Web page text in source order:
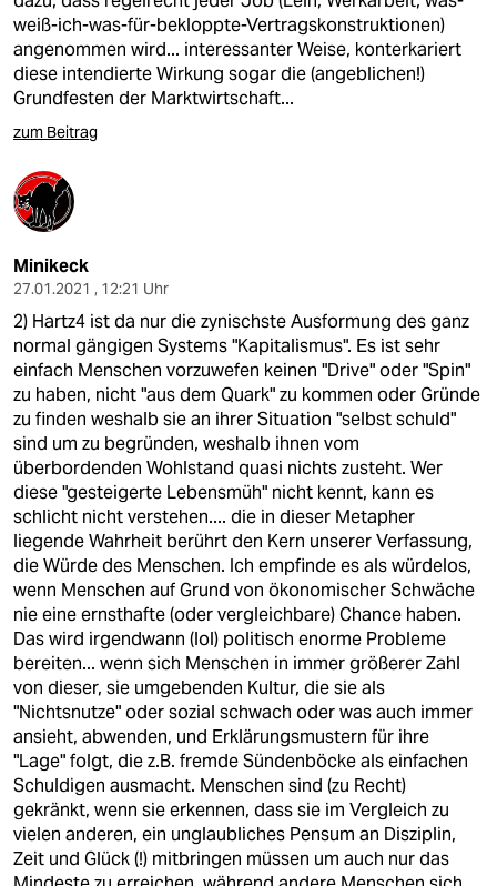
weiß-ich-was-für-bekloppte-Vertragskonstruktionen)
angenommen wird... interessanter Weise, konterkariert
diese intendierte Wirkung sogar die (angeblichen!)
Grundfesten der Marktwirtschaft...
zum Beitrag
Minikeck
27.01.2021 , 12:21 Uhr
2) Hartz4 ist da nur die zynischste Ausformung des ganz
normal gängigen Systems "Kapitalismus". Es ist sehr
einfach Menschen vorzuwefen keinen "Drive" oder "Spin"
zu haben, nicht "aus dem Quark" zu kommen oder Gründe
zu finden weshalb sie an ihrer Situation "selbst schuld"
sind um zu begründen, weshalb ihnen vom
überbordenden Wohlstand quasi nichts zusteht. Wer
diese "gesteigerte Lebensmüh" nicht kennt, kann es
schlicht nicht verstehen.... die in dieser Metapher
liegende Wahrheit berührt den Kern unserer Verfassung,
die Würde des Menschen. Ich empfinde es als würdelos,
wenn Menschen auf Grund von ökonomischer Schwäche
nie eine ernsthafte (oder vergleichbare) Chance haben.
Das wird irgendwann (lol) politisch enorme Probleme
bereiten... wenn sich Menschen in immer größerer Zahl
von dieser, sie umgebenden Kultur, die sie als
"Nichtsnutze" oder sozial schwach oder was auch immer
ansieht, abwenden, und Erklärungsmustern für ihre
"Lage" folgt, die z.B. fremde Sündenböcke als einfachen
Schuldigen ausmacht. Menschen sind (zu Recht)
gekränkt, wenn sie erkennen, dass sie im Vergleich zu
vielen anderen, ein unglaubliches Pensum an Disziplin,
Zeit und Glück (!) mitbringen müssen um auch nur das